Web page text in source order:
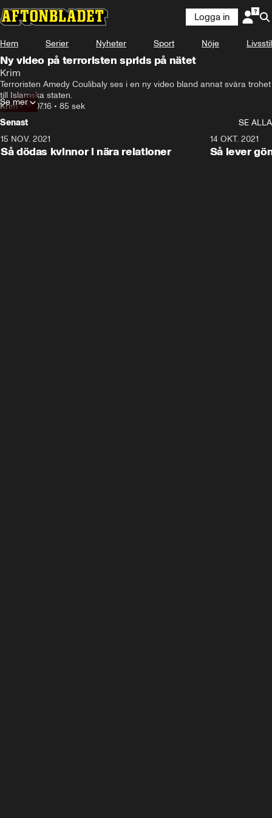
Logga in
Hem Serier Nyheter Sport Nöje Livsstil
Ny video på terroristen sprids på nätet
Krim
Terroristen Amedy Coulibaly ses i en ny video bland annat svära trohet
till Islamska staten.
Krim•18.07.16 • 85 sek
Se mer
Senast
SE ALLA
15 NOV. 2021
Så dödas kvinnor i nära relationer
14 OKT. 2021
Så lever